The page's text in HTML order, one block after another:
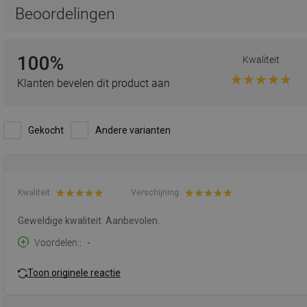
Beoordelingen
100%
Klanten bevelen dit product aan
Kwaliteit
Gekocht Andere varianten
Kwaliteit: Verschijning:
Geweldige kwaliteit. Aanbevolen.
Voordelen:
-
Toon originele reactie